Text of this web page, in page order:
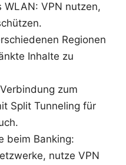
VPN nutzen,
Regionen
Inhalte zu
zum
Split Tunneling für
beim Banking:
nutze VPN